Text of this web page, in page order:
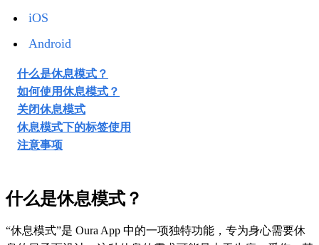
iOS
Android
什么是休息模式？
如何使用休息模式？
关闭休息模式
休息模式下的标签使用
注意事项
什么是休息模式？
“休息模式”是 Oura App 中的一项独特功能，专为身心需要休